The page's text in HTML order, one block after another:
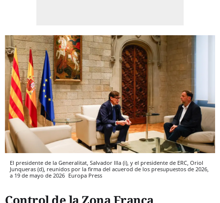
El presidente de la Generalitat, Salvador Illa (i), y el presidente de ERC, Oriol
Junqueras (d), reunidos por la firma del acuerod de los presupuestos de 2026,
a 19 de mayo de 2026 Europa Press
Control de la Zona Franca